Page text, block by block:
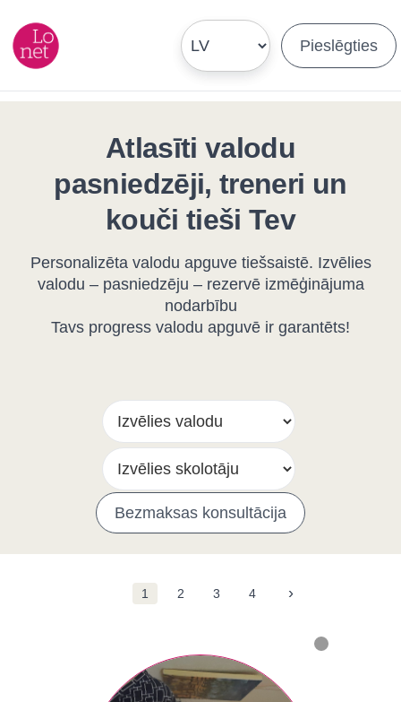
Pieslēgties
Atlasīti valodu
pasniedzēji, treneri un
kouči tieši Tev
Personalizēta valodu apguve tiešsaistē. Izvēlies
valodu – pasniedzēju – rezervē izmēģinājuma
nodarbību
Tavs progress valodu apguvē ir garantēts!
Bezmaksas konsultācija
1 2 3 4 ›